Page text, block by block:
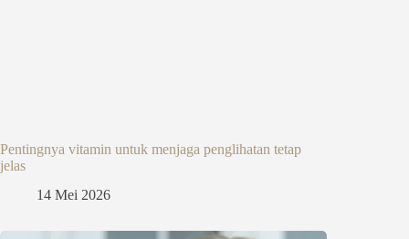
Pentingnya vitamin untuk menjaga penglihatan tetap
jelas
14 Mei 2026